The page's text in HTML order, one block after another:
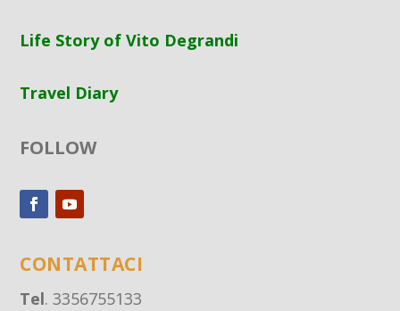
Life Story of Vito Degrandi
Travel Diary
FOLLOW
CONTATTACI
Tel. 3356755133